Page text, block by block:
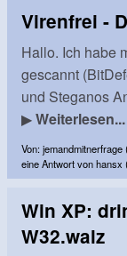
Virenfrei -
Hallo. Ich habe
gescannt
und Steganos
▶Weiterlesen...
Von:
eine Antwort von hansx
Win XP:
W32.walz